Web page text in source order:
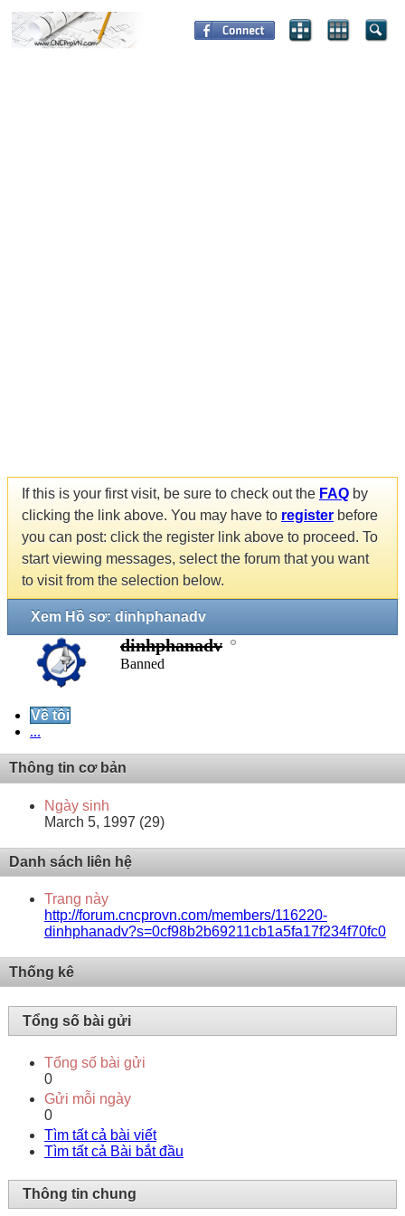
If this is your first visit, be sure to check out the FAQ by
clicking the link above. You may have to register before
you can post: click the register link above to proceed. To
start viewing messages, select the forum that you want
to visit from the selection below.
Xem Hồ sơ: dinhphanadv
dinhphanadv
Banned
Về tôi
...
Thông tin cơ bản
Ngày sinh
March 5, 1997 (29)
Danh sách liên hệ
Trang này
http://forum.cncprovn.com/members/116220-
dinhphanadv?s=0cf98b2b69211cb1a5fa17f234f70fc0
Thống kê
Tổng số bài gửi
Tổng số bài gửi
0
Gửi mỗi ngày
0
Tìm tất cả bài viết
Tìm tất cả Bài bắt đầu
Thông tin chung